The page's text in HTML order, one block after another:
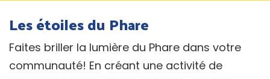
Les étoiles du Phare
Faites briller la lumière du Phare dans votre
communauté! En créant une activité de